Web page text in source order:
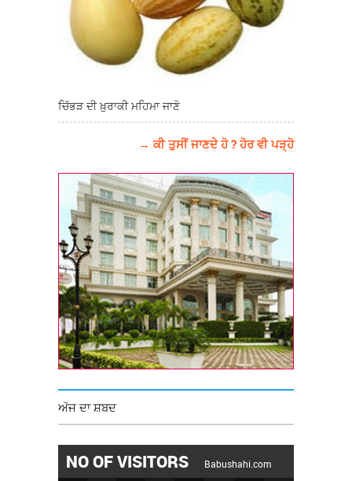
ਚਿੱਭੜ ਦੀ ਖ਼ੁਰਾਕੀ ਮਹਿਮਾ ਜਾਣੋ
→ ਕੀ ਤੁਸੀਂ ਜਾਣਦੇ ਹੋ ? ਹੋਰ ਵੀ ਪੜ੍ਹੋ
ਅੱਜ ਦਾ ਸ਼ਬਦ
NO OF VISITORS Babushahi.com